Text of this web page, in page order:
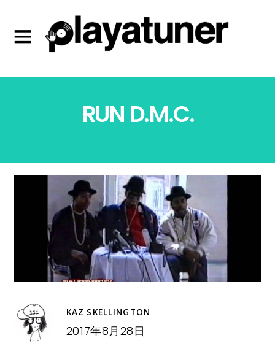
RUN D.M.C.
KAZ SKELLINGTON
2017年8月28日